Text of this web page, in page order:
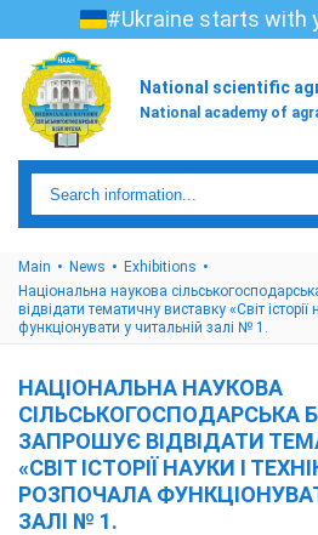
#Ukraine starts with
National scientific
National academy of
Main News
Exhibitions
Національна наукова
відвідати тематичну виставку «Cвіт
функціонувати у читальній залі № 1.
НАЦІОНАЛЬНА НАУКОВА
СІЛЬСЬКОГОСПОДАРСЬКА
ЗАПРОШУЄ ВІДВІДАТИ
«CВІТ ІСТОРІЇ НАУКИ І
РОЗПОЧАЛА
ЗАЛІ № 1.